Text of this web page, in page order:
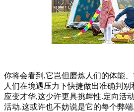
你将会看到,它岂但磨炼人们的体能
人们在境遇压力下快捷做出准确判
应变才华,这少许更具挑衅性.定向活
活动.这或许也不妨说是它的每个弊